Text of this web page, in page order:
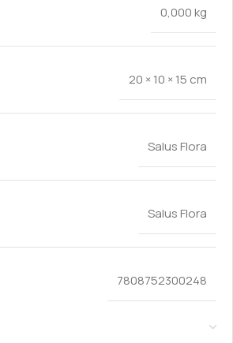
0,000 kg
20 × 10 × 15 cm
Salus Flora
Salus Flora
7808752300248